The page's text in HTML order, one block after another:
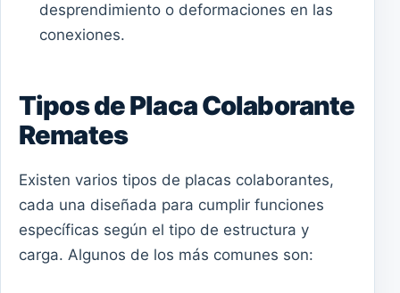
desprendimiento o deformaciones en las
conexiones.
Tipos de Placa Colaborante
Remates
Existen varios tipos de placas colaborantes,
cada una diseñada para cumplir funciones
específicas según el tipo de estructura y
carga. Algunos de los más comunes son: